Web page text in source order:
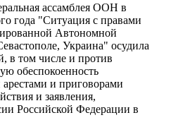
ассамблея ООН в
года "Ситуация с правами
Автономной
Украина" осудила
в том числе и против
обеспокоенность
и приговорами
и заявления,
Российской Федерации в